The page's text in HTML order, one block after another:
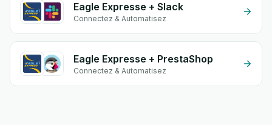
Eagle Expresse + Slack
Connectez & Automatisez
Eagle Expresse + PrestaShop
Connectez & Automatisez